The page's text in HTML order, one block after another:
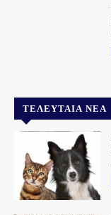
ΤΕΛΕΥΤΑΊΑ ΝΈΑ